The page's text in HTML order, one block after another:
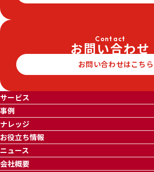
Contact
お問い合わせ
お問い合わせはこちら
サービス
事例
ナレッジ
お役立ち情報
ニュース
会社概要